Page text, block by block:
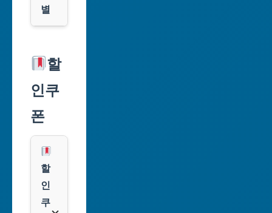
별
울
특
별
부
산
광
역
시
할
인쿠
폰
할
인
쿠